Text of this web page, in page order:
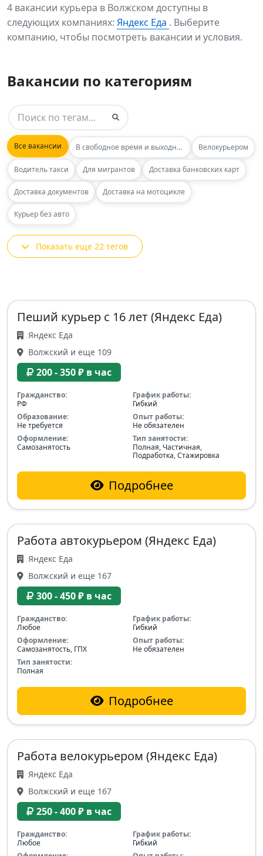
4 вакансии курьера в Волжском доступны в
следующих компаниях: Яндекс Еда . Выберите
компанию, чтобы посмотреть вакансии и условия.
Вакансии по категориям
Все вакансии В свободное время и выходные Велокурьером
Водитель такси Для мигрантов Доставка банковских карт
Доставка документов Доставка на мотоцикле
Курьер без авто
Показать еще 22 тегов
Пеший курьер с 16 лет (Яндекс Еда)
Яндекс Еда
Волжский и еще 109
200 - 350 ₽ в час
Гражданство:
РФ
График работы:
Гибкий
Образование:
Не требуется
Опыт работы:
Не обязателен
Оформление:
Самозанятость
Тип занятости:
Полная, Частичная,
Подработка, Стажировка
Подробнее
Работа автокурьером (Яндекс Еда)
Яндекс Еда
Волжский и еще 167
300 - 450 ₽ в час
Гражданство:
Любое
График работы:
Гибкий
Оформление:
Самозанятость, ГПХ
Опыт работы:
Не обязателен
Тип занятости:
Полная
Подробнее
Работа велокурьером (Яндекс Еда)
Яндекс Еда
Волжский и еще 167
250 - 400 ₽ в час
Гражданство:
Любое
График работы:
Гибкий